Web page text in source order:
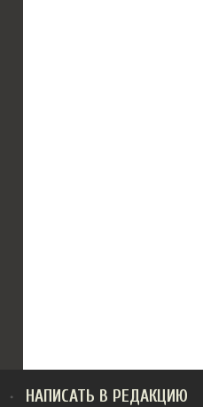
НАПИСАТЬ В РЕДАКЦИЮ